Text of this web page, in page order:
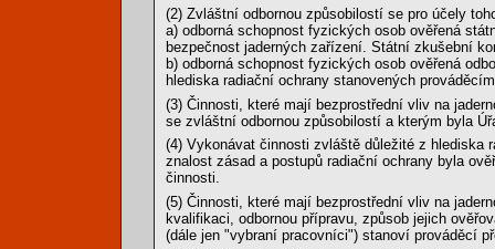
(2) Zvláštní odbornou způsobilostí se pro účely
a) odborná schopnost fyzických osob ověřená
bezpečnost jaderných zařízení. Státní zkušební
b) odborná schopnost fyzických osob ověřená
hlediska radiační ochrany stanovených
(3) Činnosti, které mají bezprostřední vliv na
se zvláštní odbornou způsobilostí a kterým byla
(4) Vykonávat činnosti zvláště důležité z hlediska
znalost zásad a postupů radiační ochrany byla
činnosti.
(5) Činnosti, které mají bezprostřední vliv na
kvalifikaci, odbornou přípravu, způsob jejich
(dále jen "vybraní pracovníci") stanoví prováděcí